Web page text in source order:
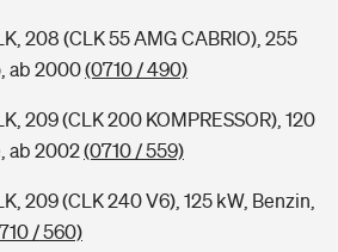
208 (CLK 55 AMG CABRIO), 255
ab 2000(0710 / 490)
209 (CLK 200 KOMPRESSOR), 120
ab 2002(0710 / 559)
209 (CLK 240 V6), 125 kW, Benzin,
/ 560)